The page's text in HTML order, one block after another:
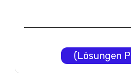
(Lösungen